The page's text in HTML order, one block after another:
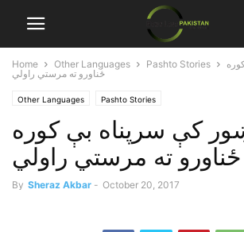
Home Other Languages Pashto Stories
ځناورو ته مرستي راولي
Other Languages Pashto Stories
کې سرپناه بې کوره
ځناورو ته مرستي راولي
By Sheraz Akbar - October 20, 2017